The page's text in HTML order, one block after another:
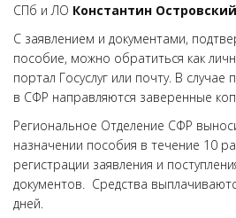
СПб и ЛО Константин Островский
С заявлением и документами,
пособие, можно обратиться как
портал Госуслуг или почту. В
в СФР направляются заверенные
Региональное Отделение СФР
назначении пособия в течение 10
регистрации заявления и
документов. Средства
дней.